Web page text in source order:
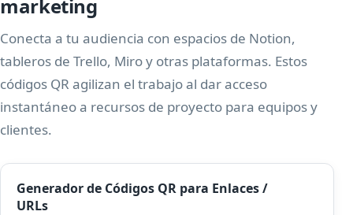
marketing
Conecta a tu audiencia con espacios de Notion,
tableros de Trello, Miro y otras plataformas. Estos
códigos QR agilizan el trabajo al dar acceso
instantáneo a recursos de proyecto para equipos y
clientes.
Generador de Códigos QR para Enlaces /
URLs